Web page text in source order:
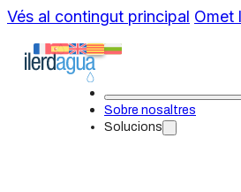
Vés al contingut principal Omet
Sobre nosaltres
Solucions